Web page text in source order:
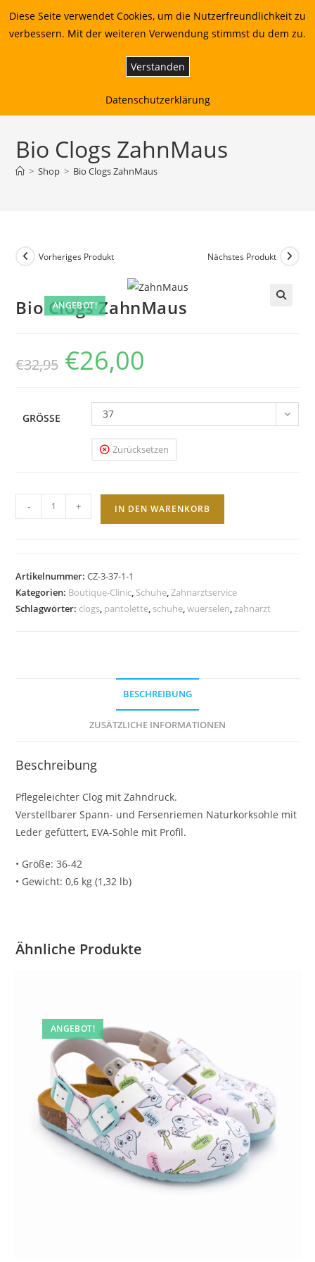
DESIGNBOUTIQUE | Telefon +49 24054903606
Bio Clogs ZahnMaus
> Shop > Bio Clogs ZahnMaus
ANGEBOT!
Vorheriges Produkt Nächstes Produkt
Bio Clogs ZahnMaus
€32,95
Ursprünglicher
Preis
war:
€26,00
GRÖSSE 37
Zurücksetzen
Clogs
- + IN DEN WARENKORB
Artikelnummer:CZ-3-37-1-1
Kategorien: Boutique-Clinic, Schuhe,Zahnarztservice
Schlagwörter: clogs, pantolette, schuhe,wuerselen,zahnarzt
BESCHREIBUNG
ZUSÄTZLICHE INFORMATIONEN
Beschreibung
Pflegeleichter Clog mit Zahndruck.
Verstellbarer Spann- und Fersenriemen Naturkorksohle mit
Leder gefüttert, EVA-Sohle mit Profil.
• Größe: 36-42
• Gewicht: 0,6 kg (1,32 lb)
Ähnliche Produkte
ANGEBOT!
Diese Seite verwendet Cookies, um die Nutzerfreundlichkeit zu
verbessern. Mit der weiteren Verwendung stimmst du dem zu.
Verstanden
Datenschutzerklärung